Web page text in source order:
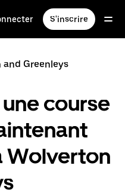
S'inscrire
and Greenleys
course
Wolverton